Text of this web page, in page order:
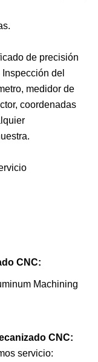
de precisión
del
medidor de
coordenadas
CNC:
CNC:
servicio: